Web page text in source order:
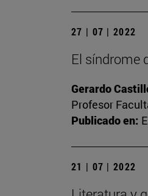
27 | 07 | 2022
El síndrome
Gerardo
Profesor
Publicado en:
21 | 07 | 2022